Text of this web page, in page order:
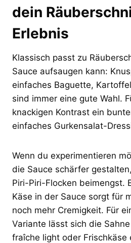
dein
Erlebnis
Klassisch passt zu
Sauce aufsaugen kann:
einfaches Baguette,
sind immer eine gute Wahl.
knackigen Kontrast ein
einfaches Gurkensalat-
Wenn du experimentieren
die Sauce schärfer
Piri-Piri-Flocken beimengst.
Käse in der Sauce sorgt für
noch mehr Cremigkeit. Für
Variante lässt sich die
fraîche light oder Frischkäse